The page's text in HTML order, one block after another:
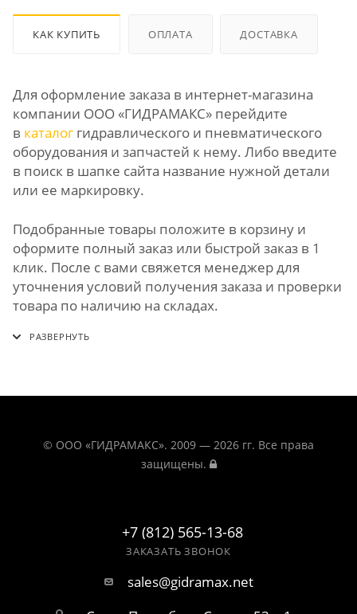
КАК КУПИТЬ ОПЛАТА ДОСТАВКА
Для оформление заказа в интернет-магазина
компании ООО «ГИДРАМАКС» перейдите
в каталог гидравлического и пневматического
оборудования и запчастей к нему. Либо введите
в поиск в шапке сайта название нужной детали
или ее маркировку.
Подобранные товары положите в корзину и
оформите полный заказ или быстрой заказ в 1
клик. После с вами свяжется менеджер для
уточнения условий получения заказа и проверки
товара по наличию на складах.
© ООО «ГИДРАМАКС». 2009 — 2026 гг. Все права
защищены.
+7 (812) 565-13-68
ЗАКАЗАТЬ ЗВОНОК
sales@gidramax.net